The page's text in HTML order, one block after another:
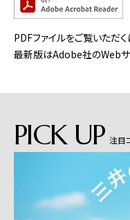
PDFファイルをご覧いただ
最新版はAdobe社のWebサ
PICK UP 注目